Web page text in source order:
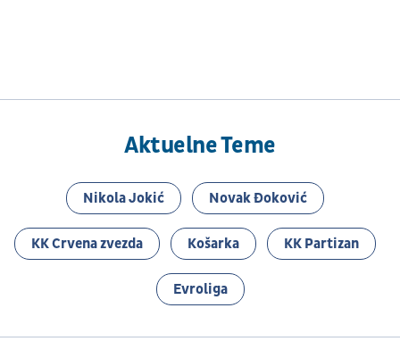
Aktuelne Teme
Nikola Jokić Novak Đoković
KK Crvena zvezda Košarka KK Partizan
Evroliga